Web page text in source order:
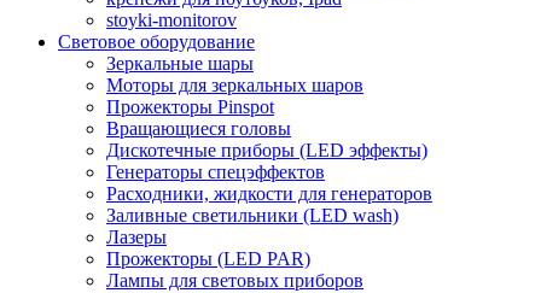
stoyki-monitorov
Световое оборудование
Зеркальные шары
Моторы для зеркальных шаров
Прожекторы Pinspot
Вращающиеся головы
Дискотечные приборы (LED эффекты)
Генераторы спецэффектов
Расходники, жидкости для генераторов
Заливные светильники (LED wash)
Лазеры
Прожекторы (LED PAR)
Лампы для световых приборов